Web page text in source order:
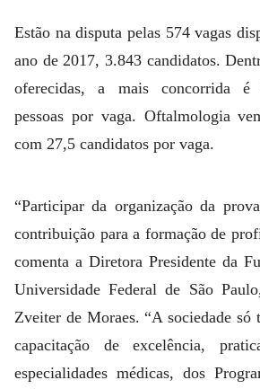
Estão na disputa pelas 574 vagas
ano de 2017, 3.843 candidatos.
oferecidas, a mais concorrida é
pessoas por vaga. Oftalmologia
com 27,5 candidatos por vaga.
“Participar da organização da
contribuição para a formação de
comenta a Diretora Presidente da
Universidade Federal de São
Zveiter de Moraes. “A sociedade só
capacitação de excelência,
especialidades médicas, dos